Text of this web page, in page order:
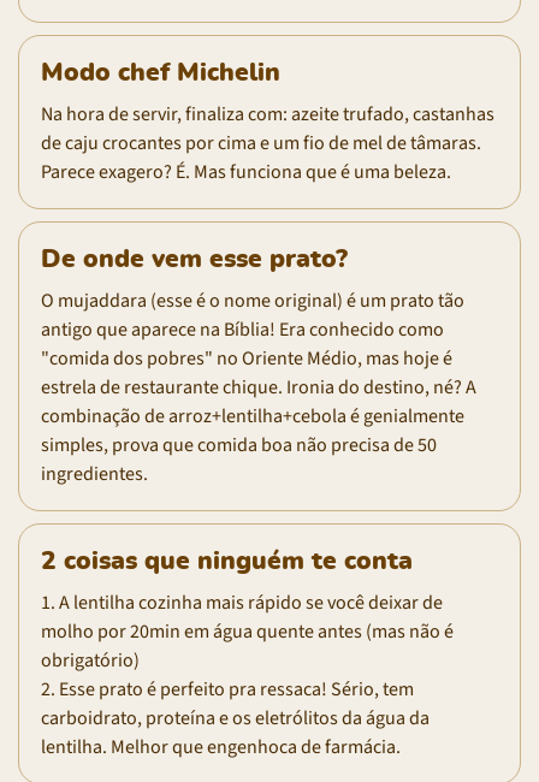
Modo chef Michelin
Na hora de servir, finaliza com: azeite trufado, castanhas
de caju crocantes por cima e um fio de mel de tâmaras.
Parece exagero? É. Mas funciona que é uma beleza.
De onde vem esse prato?
O mujaddara (esse é o nome original) é um prato tão
antigo que aparece na Bíblia! Era conhecido como
"comida dos pobres" no Oriente Médio, mas hoje é
estrela de restaurante chique. Ironia do destino, né? A
combinação de arroz+lentilha+cebola é genialmente
simples, prova que comida boa não precisa de 50
ingredientes.
2 coisas que ninguém te conta
1. A lentilha cozinha mais rápido se você deixar de
molho por 20min em água quente antes (mas não é
obrigatório)
2. Esse prato é perfeito pra ressaca! Sério, tem
carboidrato, proteína e os eletrólitos da água da
lentilha. Melhor que engenhoca de farmácia.